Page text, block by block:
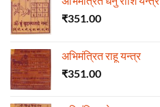
₹351.00
अभिमंत्रित राहू यन्त्र
₹351.00